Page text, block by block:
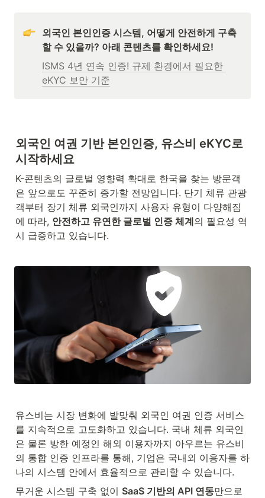
외국인 본인인증 시스템, 어떻게 안전하게 구축
할 수 있을까? 아래 콘텐츠를 확인하세요!
ISMS 4년 연속 인증! 규제 환경에서 필요한
eKYC 보안 기준
외국인 여권 기반 본인인증, 유스비 eKYC로
시작하세요
K-콘텐츠의 글로벌 영향력 확대로 한국을 찾는 방문객
은 앞으로도 꾸준히 증가할 전망입니다. 단기 체류 관광
객부터 장기 체류 외국인까지 사용자 유형이 다양해짐
에 따라, 안전하고 유연한 글로벌 인증 체계의 필요성 역
시 급증하고 있습니다.
유스비는 시장 변화에 발맞춰 외국인 여권 인증 서비스
를 지속적으로 고도화하고 있습니다. 국내 체류 외국인
은 물론 방한 예정인 해외 이용자까지 아우르는 유스비
의 통합 인증 인프라를 통해, 기업은 국내외 이용자를 하
나의 시스템 안에서 효율적으로 관리할 수 있습니다.
무거운 시스템 구축 없이 SaaS 기반의 API 연동만으로